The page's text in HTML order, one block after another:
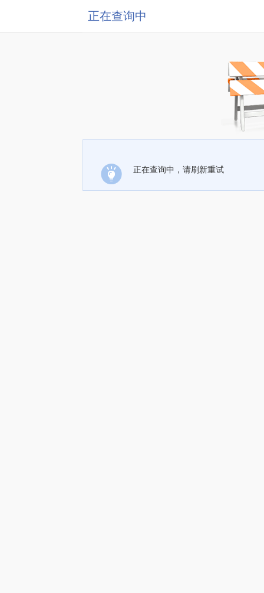
正在查询中
正在查询中，请刷新重试